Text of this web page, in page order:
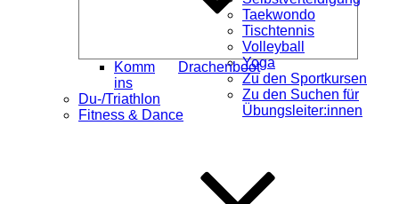
Komm
ins
Drachenboot
Du-/Triathlon
Fitness & Dance
Taekwondo
Tischtennis
Volleyball
Yoga
Zu den Sportkursen
Zu den Suchen für
Übungsleiter:innen